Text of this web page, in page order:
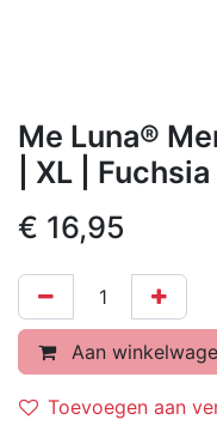
Me Luna®
| XL |
€ 16,95
Aan
Toevoegen aan